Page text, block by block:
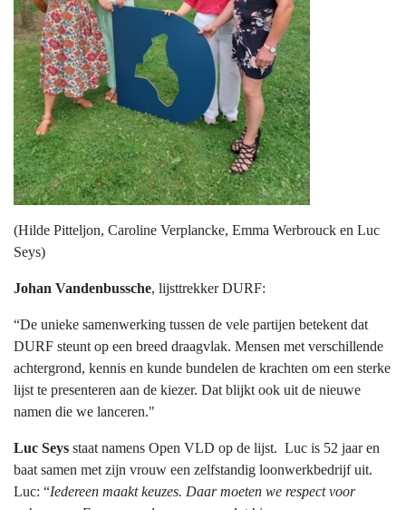
(Hilde Pitteljon, Caroline Verplancke, Emma Werbrouck en Luc
Seys)
Johan Vandenbussche, lijsttrekker DURF:
“De unieke samenwerking tussen de vele partijen betekent dat
DURF steunt op een breed draagvlak. Mensen met verschillende
achtergrond, kennis en kunde bundelen de krachten om een sterke
lijst te presenteren aan de kiezer. Dat blijkt ook uit de nieuwe
namen die we lanceren."
Luc Seys staat namens Open VLD op de lijst. Luc is 52 jaar en
baat samen met zijn vrouw een zelfstandig loonwerkbedrijf uit.
Luc: “Iedereen maakt keuzes. Daar moeten we respect voor